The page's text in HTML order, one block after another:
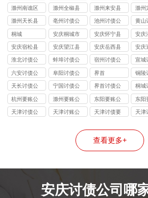
县讨债公司
司
滁州南谯区
讨债公司
滁州全椒县
讨债公司
滁州来安县
讨债公司
滁州
讨债
滁州天长县
讨债公司
亳州讨债公
司
池州讨债公
司
黄山
司
桐城
安庆桐城市
讨债公司
安庆怀宁县
讨债公司
安庆
讨债
安庆宿松县
讨债公司
安庆望江县
讨债公司
安庆岳西县
讨债公司
安庆
讨债
淮北讨债公
司
蚌埠讨债公
司
宿州讨债公
司
宣城
司
六安讨债公
司
阜阳讨债公
司
界首
铜陵
司
天长讨债公
司
宁国讨债公
司
界首讨债公
司
桐城
司
杭州要账公
司哪家好
滁州要账公
司
东阳要账公
司
东阳
司
天津讨债公
天津讨账公
天津讨债要
天津
查看更多+
安庆讨债公司哪